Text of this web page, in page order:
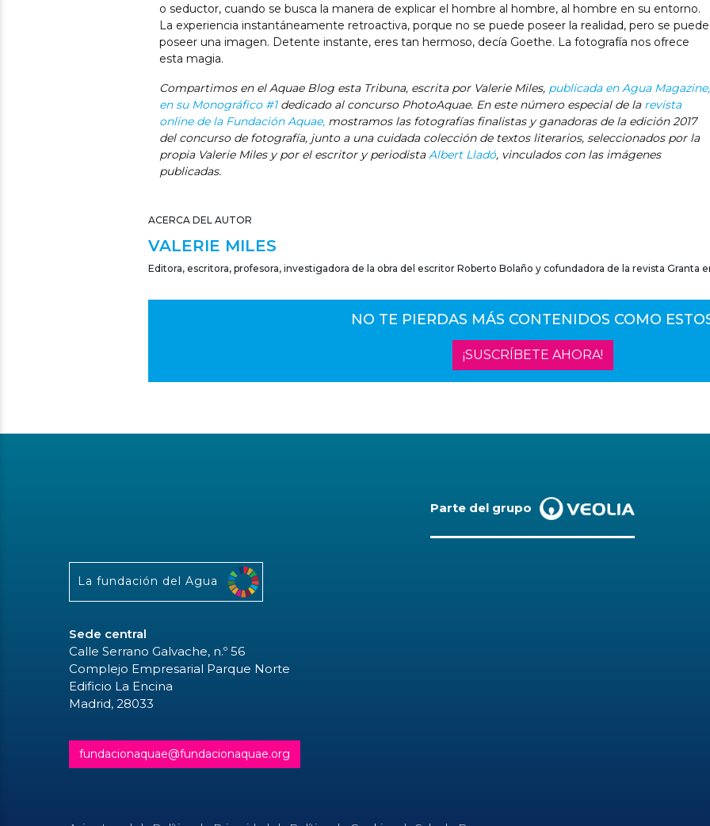
o seductor, cuando se busca la manera de explicar el hombre al hombre, al hombre en su entorno.
La experiencia instantáneamente retroactiva, porque no se puede poseer la realidad, pero se puede
poseer una imagen. Detente instante, eres tan hermoso, decía Goethe. La fotografía nos ofrece
esta magia.
Compartimos en el Aquae Blog esta Tribuna, escrita por Valerie Miles, publicada en Agua Magazine,
en su Monográfico #1 dedicado al concurso PhotoAquae. En este número especial de la revista
online de la Fundación Aquae, mostramos las fotografías finalistas y ganadoras de la edición 2017
del concurso de fotografía, junto a una cuidada colección de textos literarios, seleccionados por la
propia Valerie Miles y por el escritor y periodista Albert Lladó, vinculados con las imágenes
publicadas.
ACERCA DEL AUTOR
VALERIE MILES
Editora, escritora, profesora, investigadora de la obra del escritor Roberto Bolaño y cofundadora de la revista Granta
NO TE PIERDAS MÁS CONTENIDOS COMO
¡SUSCRÍBETE AHORA!
Parte del grupo
La fundación del Agua
Sede central
Calle Serrano Galvache, n.º 56
Complejo Empresarial Parque Norte
Edificio La Encina
Madrid, 28033
fundacionaquae@fundacionaquae.org